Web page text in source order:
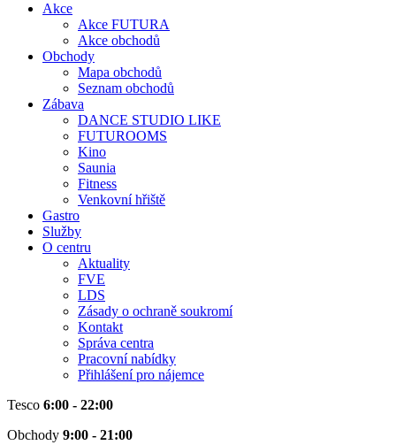
Akce
Akce FUTURA
Akce obchodů
Obchody
Mapa obchodů
Seznam obchodů
Zábava
DANCE STUDIO LIKE
FUTUROOMS
Kino
Saunia
Fitness
Venkovní hřiště
Gastro
Služby
O centru
Aktuality
FVE
LDS
Zásady o ochraně soukromí
Kontakt
Správa centra
Pracovní nabídky
Přihlášení pro nájemce
Tesco 6:00 - 22:00
Obchody 9:00 - 21:00